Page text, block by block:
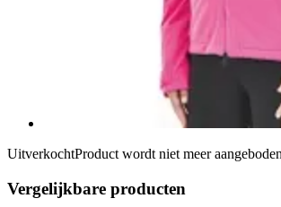
UitverkochtProduct wordt niet meer
Vergelijkbare producten